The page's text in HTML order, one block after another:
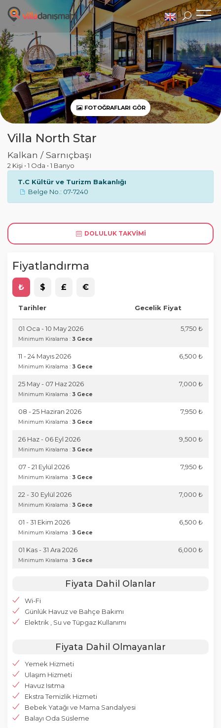
FOTOĞRAFLARI GÖR
Villa North Star
Kalkan / Sarnıçbaşı
2 Kişi • 1 Oda • 1 Banyo
T.C Kültür ve Turizm Bakanlığı
Belge No.: 07-7240
DOLULUK TAKVIMI
Fiyatlandırma
₺ $ £ €
Tarihler Gecelik Fiyat
01 Oca - 10 May 2026
Minimum Kiralama : 3 Gece
5,750 ₺
11 - 24 Mayıs 2026
Minimum Kiralama : 3 Gece
6,500 ₺
25 May - 07 Haz 2026
Minimum Kiralama : 3 Gece
7,000 ₺
08 - 25 Haziran 2026
Minimum Kiralama : 3 Gece
7,950 ₺
26 Haz - 06 Eyl 2026
Minimum Kiralama : 3 Gece
9,500 ₺
07 - 21 Eylül 2026
Minimum Kiralama : 3 Gece
7,950 ₺
22 - 30 Eylül 2026
Minimum Kiralama : 3 Gece
7,000 ₺
01 - 31 Ekim 2026
Minimum Kiralama : 3 Gece
6,500 ₺
01 Kas - 31 Ara 2026
Minimum Kiralama : 3 Gece
6,000 ₺
Fiyata Dahil Olanlar
Wi-Fi
Günlük Havuz ve Bahçe Bakımı
Elektrik , Su ve Tüpgaz Kullanımı
Fiyata Dahil Olmayanlar
Yemek Hizmeti
Ulaşım Hizmeti
Havuz Isıtma
Ekstra Temizlik Hizmeti
Bebek Yatağı ve Mama Sandalyesi
Balayı Oda Süsleme